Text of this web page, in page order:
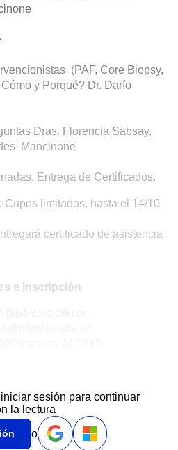
(PAF, Core Biopsy,
y Porqué? Dr. Darío
Dras. Florencia Sabsay,
Mancinone
Entrega de Certificados.
Cupos limitados, hasta el 14/10
certificado de asistencia
e Inscripción
sesión para continuar
la lectura
o